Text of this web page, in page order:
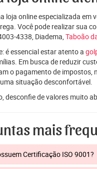
loja online especializada
Você pode realizar sua
4338, Diadema, Taboão
é essencial estar atento a
Em busca de reduzir
o pagamento de impostos,
situação desconfortável.
desconfie de valores muito
mais
Certificação ISO 9001?